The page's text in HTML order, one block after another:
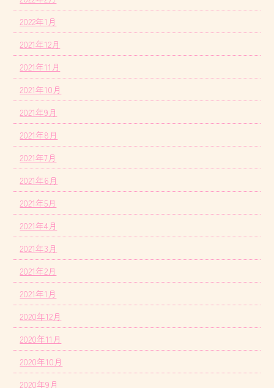
2022年1月
2021年12月
2021年11月
2021年10月
2021年9月
2021年8月
2021年7月
2021年6月
2021年5月
2021年4月
2021年3月
2021年2月
2021年1月
2020年12月
2020年11月
2020年10月
2020年9月